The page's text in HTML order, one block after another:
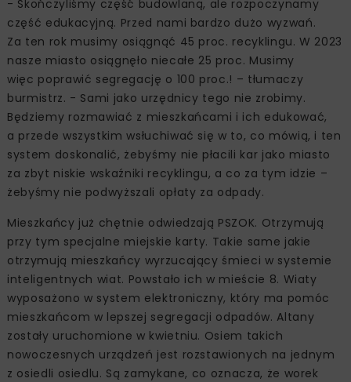
- Skończyliśmy część budowlaną, ale rozpoczynamy
część edukacyjną. Przed nami bardzo dużo wyzwań.
Za ten rok musimy osiągnąć 45 proc. recyklingu. W 2023
nasze miasto osiągnęło niecałe 25 proc. Musimy
więc poprawić segregację o 100 proc.! – tłumaczy
burmistrz. - Sami jako urzędnicy tego nie zrobimy.
Będziemy rozmawiać z mieszkańcami i ich edukować,
a przede wszystkim wsłuchiwać się w to, co mówią, i ten
system doskonalić, żebyśmy nie płacili kar jako miasto
za zbyt niskie wskaźniki recyklingu, a co za tym idzie –
żebyśmy nie podwyższali opłaty za odpady.
Mieszkańcy już chętnie odwiedzają PSZOK. Otrzymują
przy tym specjalne miejskie karty. Takie same jakie
otrzymują mieszkańcy wyrzucający śmieci w systemie
inteligentnych wiat. Powstało ich w mieście 8. Wiaty
wyposażono w system elektroniczny, który ma pomóc
mieszkańcom w lepszej segregacji odpadów. Altany
zostały uruchomione w kwietniu. Osiem takich
nowoczesnych urządzeń jest rozstawionych na jednym
z osiedli osiedlu. Są zamykane, co oznacza, że worek